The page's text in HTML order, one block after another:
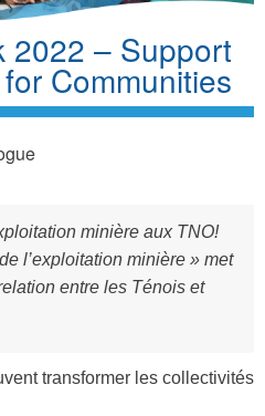
2022 – Support
for Communities
minière aux TNO!
l’exploitation minière » met
entre les Ténois et
transformer les collectivités